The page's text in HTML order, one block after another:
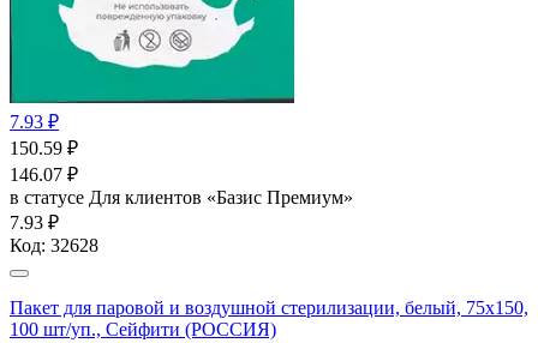
7.93 ₽
150.59 ₽
146.07 ₽
в статусе Для клиентов «Базис Премиум»
7.93 ₽
Код: 32628
Пакет для паровой и воздушной стерилизации, белый, 75x150,
100 шт/уп., Сейфити (РОССИЯ)